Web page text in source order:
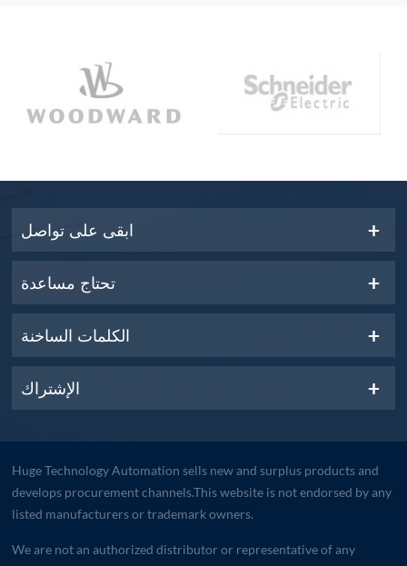
ابقى على تواصل
تحتاج مساعدة
الكلمات الساخنة
الإشتراك
Huge Technology Automation sells new and surplus products and
develops procurement channels.This website is not endorsed by any
listed manufacturers or trademark owners.
We are not an authorized distributor or representative of any